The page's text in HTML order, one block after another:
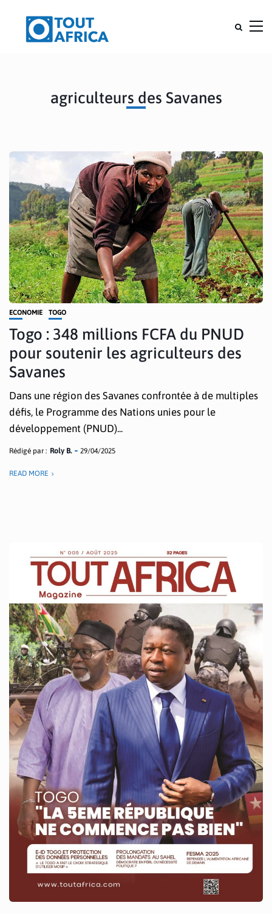
agriculteurs des Savanes
ECONOMIE TOGO
Togo : 348 millions FCFA du PNUD
pour soutenir les agriculteurs des
Savanes
Dans une région des Savanes confrontée à de multiples
défis, le Programme des Nations unies pour le
développement (PNUD)...
Rédigé par : Roly B. 29/04/2025
READ MORE